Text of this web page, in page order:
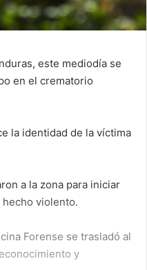
este mediodía se
en el crematorio
la identidad de la víctima
a la zona para iniciar
violento.
Forense se trasladó al
y